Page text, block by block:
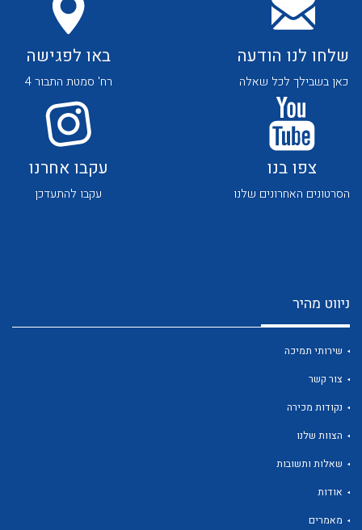
שלחו לנו הודעה
כאן בשבילך לכל שאלה
באו לפגישה
רח' סמטת התבור 4
צפו בנו
הסרטונים האחרונים שלנו
עקבו אחרנו
עקבו להתעדכן
ניווט מהיר
שירותי תמיכה
צור קשר
נקודות מכירה
הצוות שלנו
שאלות ותשובות
אודות
מאמרים